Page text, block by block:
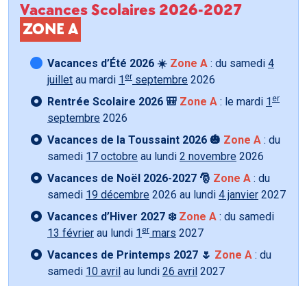
Vacances Scolaires 2026-2027
ZONE A
Vacances d’Été 2026 ☀️ Zone A : du samedi 4
juillet au mardi 1 er septembre 2026
Rentrée Scolaire 2026 🎒 Zone A : le mardi 1 er
septembre 2026
Vacances de la Toussaint 2026 🎃 Zone A : du
samedi 17 octobre au lundi 2 novembre 2026
Vacances de Noël 2026-2027 🎅 Zone A : du
samedi 19 décembre 2026 au lundi 4 janvier 2027
Vacances d’Hiver 2027 ❄️ Zone A : du samedi
13 février au lundi 1 er mars 2027
Vacances de Printemps 2027 🌷 Zone A : du
samedi 10 avril au lundi 26 avril 2027